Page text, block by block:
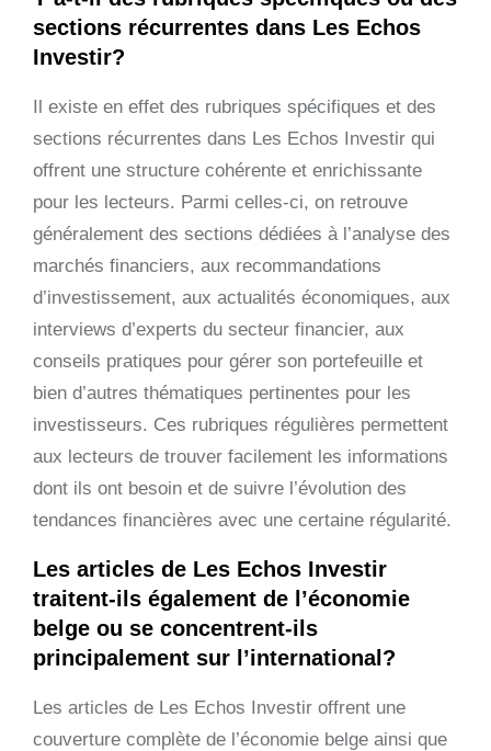
sections récurrentes dans Les Echos
Investir?
Il existe en effet des rubriques spécifiques et des
sections récurrentes dans Les Echos Investir qui
offrent une structure cohérente et enrichissante
pour les lecteurs. Parmi celles-ci, on retrouve
généralement des sections dédiées à l’analyse des
marchés financiers, aux recommandations
d’investissement, aux actualités économiques, aux
interviews d’experts du secteur financier, aux
conseils pratiques pour gérer son portefeuille et
bien d’autres thématiques pertinentes pour les
investisseurs. Ces rubriques régulières permettent
aux lecteurs de trouver facilement les informations
dont ils ont besoin et de suivre l’évolution des
tendances financières avec une certaine régularité.
Les articles de Les Echos Investir
traitent-ils également de l’économie
belge ou se concentrent-ils
principalement sur l’international?
Les articles de Les Echos Investir offrent une
couverture complète de l’économie belge ainsi que